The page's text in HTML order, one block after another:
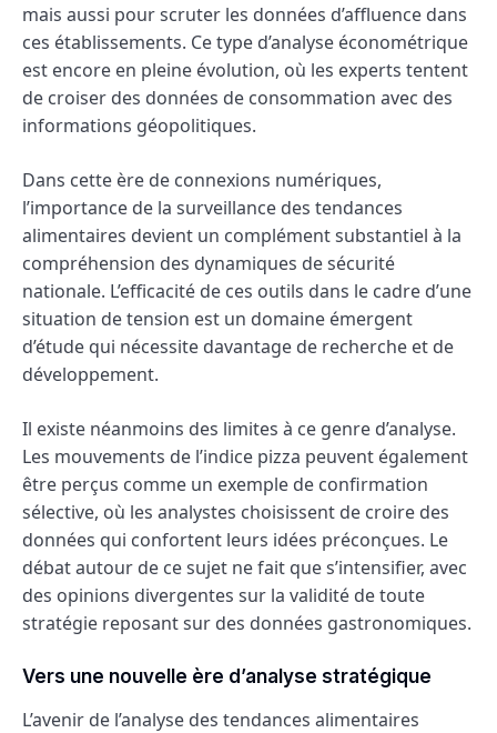
mais aussi pour scruter les données d’affluence dans
ces établissements. Ce type d’analyse économétrique
est encore en pleine évolution, où les experts tentent
de croiser des données de consommation avec des
informations géopolitiques.
Dans cette ère de connexions numériques,
l’importance de la surveillance des tendances
alimentaires devient un complément substantiel à la
compréhension des dynamiques de sécurité
nationale. L’efficacité de ces outils dans le cadre d’une
situation de tension est un domaine émergent
d’étude qui nécessite davantage de recherche et de
développement.
Il existe néanmoins des limites à ce genre d’analyse.
Les mouvements de l’indice pizza peuvent également
être perçus comme un exemple de confirmation
sélective, où les analystes choisissent de croire des
données qui confortent leurs idées préconçues. Le
débat autour de ce sujet ne fait que s’intensifier, avec
des opinions divergentes sur la validité de toute
stratégie reposant sur des données gastronomiques.
Vers une nouvelle ère d’analyse stratégique
L’avenir de l’analyse des tendances alimentaires